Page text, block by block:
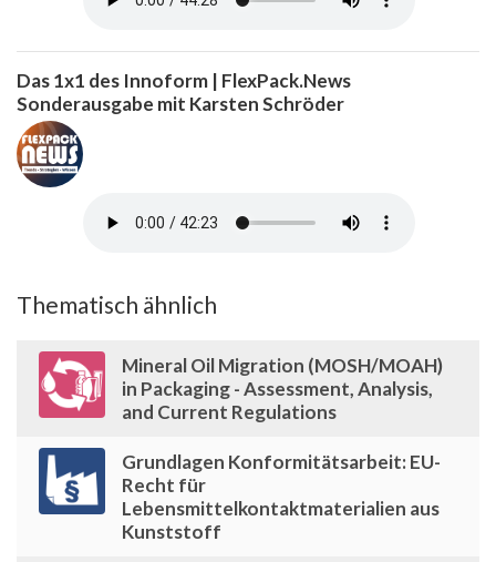
Das 1x1 des Innoform | FlexPack.News
Sonderausgabe mit Karsten Schröder
Thematisch ähnlich
Mineral Oil Migration (MOSH/MOAH)
in Packaging - Assessment, Analysis,
and Current Regulations
Grundlagen Konformitätsarbeit: EU-
Recht für
Lebensmittelkontaktmaterialien aus
Kunststoff